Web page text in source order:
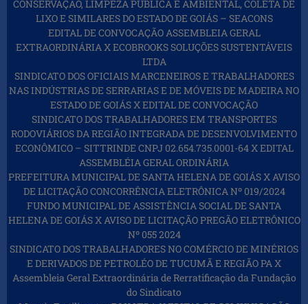
CONSERVAÇÃO, LIMPEZA PÚBLICA E AMBIENTAL, COLETA DE
LIXO E SIMILARES DO ESTADO DE GOIÁS – SEACONS
EDITAL DE CONVOCAÇÃO ASSEMBLEIA GERAL
EXTRAORDINÁRIA X ECOBROOKS SOLUÇÕES SUSTENTÁVEIS
LTDA
SINDICATO DOS OFICIAIS MARCENEIROS E TRABALHADORES
NAS INDÚSTRIAS DE SERRARIAS E DE MÓVEIS DE MADEIRA NO
ESTADO DE GOIÁS X EDITAL DE CONVOCAÇÃO
SINDICATO DOS TRABALHADORES EM TRANSPORTES
RODOVIÁRIOS DA REGIÃO INTEGRADA DE DESENVOLVIMENTO
ECONÔMICO – SITTRINDE CNPJ 02.654.735.0001-64 X EDITAL
ASSEMBLÉIA GERAL ORDINÁRIA
PREFEITURA MUNICIPAL DE SANTA HELENA DE GOIÁS X AVISO
DE LICITAÇÃO CONCORRÊNCIA ELETRÔNICA Nº 019/2024
FUNDO MUNICIPAL DE ASSISTÊNCIA SOCIAL DE SANTA
HELENA DE GOIÁS X AVISO DE LICITAÇÃO PREGÃO ELETRÔNICO
Nº 055 2024
SINDICATO DOS TRABALHADORES NO COMÉRCIO DE MINÉRIOS
E DERIVADOS DE PETROLÉO DE TUCUMÃ E REGIÃO PA X
Assembleia Geral Extraordinária de Rerratificação da Fundação
do Sindicato